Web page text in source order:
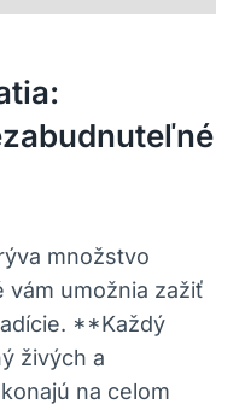
množstvo
vám umožnia zažiť
**Každý
živých a
na celom